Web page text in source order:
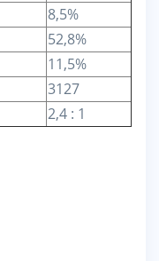
8,5%
52,8%
11,5%
3127
2,4 : 1